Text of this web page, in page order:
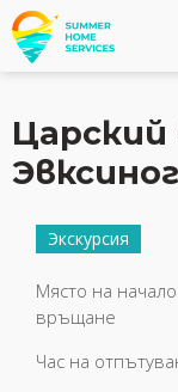
Царский
Экскурсия
Място на
връщане
Час на